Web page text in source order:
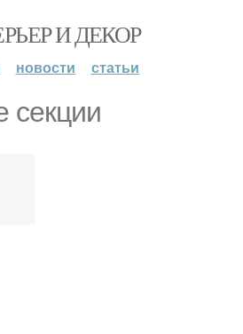
И ДЕКОР
новости статьи
секции